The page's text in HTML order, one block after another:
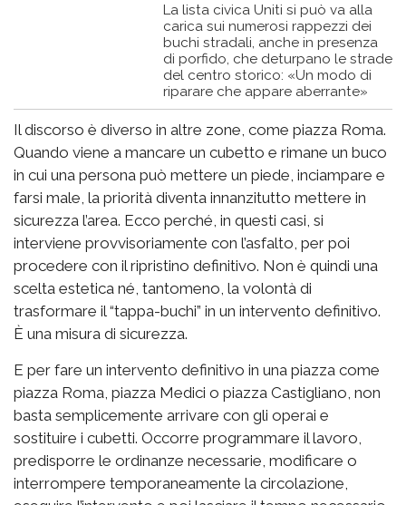
La lista civica Uniti si può va alla
carica sui numerosi rappezzi dei
buchi stradali, anche in presenza
di porfido, che deturpano le strade
del centro storico: «Un modo di
riparare che appare aberrante»
Il discorso è diverso in altre zone, come piazza Roma.
Quando viene a mancare un cubetto e rimane un buco
in cui una persona può mettere un piede, inciampare e
farsi male, la priorità diventa innanzitutto mettere in
sicurezza l’area. Ecco perché, in questi casi, si
interviene provvisoriamente con l’asfalto, per poi
procedere con il ripristino definitivo. Non è quindi una
scelta estetica né, tantomeno, la volontà di
trasformare il “tappa-buchi” in un intervento definitivo.
È una misura di sicurezza.
E per fare un intervento definitivo in una piazza come
piazza Roma, piazza Medici o piazza Castigliano, non
basta semplicemente arrivare con gli operai e
sostituire i cubetti. Occorre programmare il lavoro,
predisporre le ordinanze necessarie, modificare o
interrompere temporaneamente la circolazione,